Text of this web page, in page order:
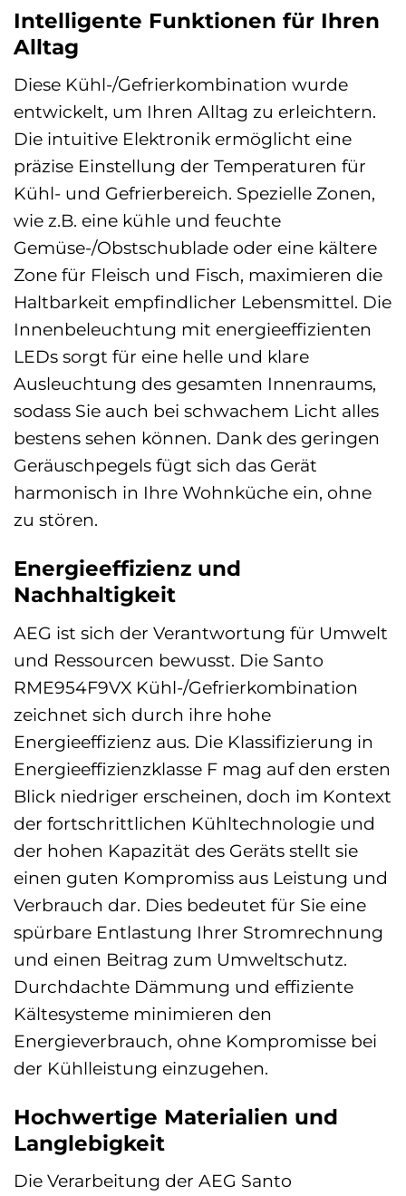
Intelligente Funktionen für Ihren
Alltag
Diese Kühl-/Gefrierkombination wurde
entwickelt, um Ihren Alltag zu erleichtern.
Die intuitive Elektronik ermöglicht eine
präzise Einstellung der Temperaturen für
Kühl- und Gefrierbereich. Spezielle Zonen,
wie z.B. eine kühle und feuchte
Gemüse-/Obstschublade oder eine kältere
Zone für Fleisch und Fisch, maximieren die
Haltbarkeit empfindlicher Lebensmittel. Die
Innenbeleuchtung mit energieeffizienten
LEDs sorgt für eine helle und klare
Ausleuchtung des gesamten Innenraums,
sodass Sie auch bei schwachem Licht alles
bestens sehen können. Dank des geringen
Geräuschpegels fügt sich das Gerät
harmonisch in Ihre Wohnküche ein, ohne
zu stören.
Energieeffizienz und
Nachhaltigkeit
AEG ist sich der Verantwortung für Umwelt
und Ressourcen bewusst. Die Santo
RME954F9VX Kühl-/Gefrierkombination
zeichnet sich durch ihre hohe
Energieeffizienz aus. Die Klassifizierung in
Energieeffizienzklasse F mag auf den ersten
Blick niedriger erscheinen, doch im Kontext
der fortschrittlichen Kühltechnologie und
der hohen Kapazität des Geräts stellt sie
einen guten Kompromiss aus Leistung und
Verbrauch dar. Dies bedeutet für Sie eine
spürbare Entlastung Ihrer Stromrechnung
und einen Beitrag zum Umweltschutz.
Durchdachte Dämmung und effiziente
Kältesysteme minimieren den
Energieverbrauch, ohne Kompromisse bei
der Kühlleistung einzugehen.
Hochwertige Materialien und
Langlebigkeit
Die Verarbeitung der AEG Santo